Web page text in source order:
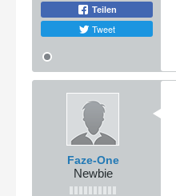
Teilen
Tweet
Faze-One
Newbie